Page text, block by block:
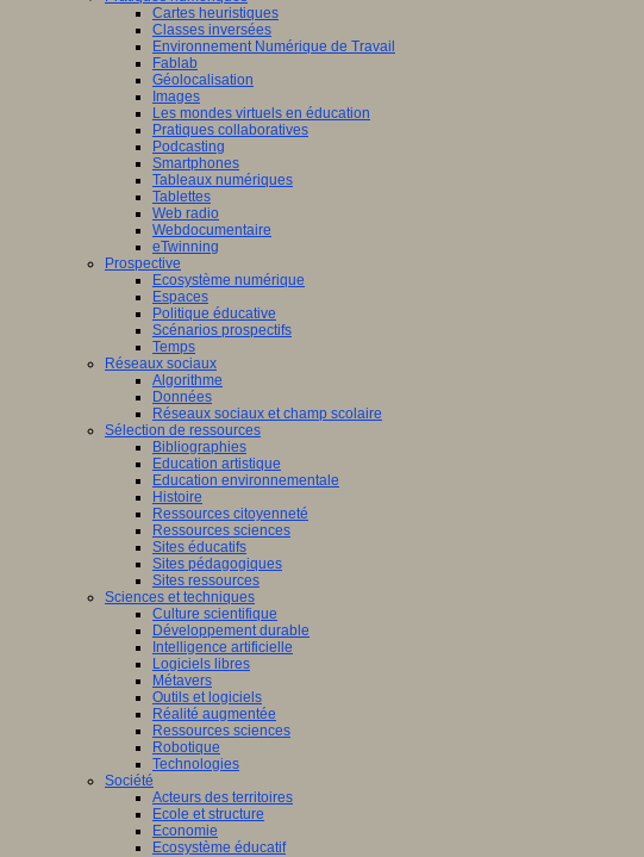
Cartes heuristiques
Classes inversées
Environnement Numérique de Travail
Fablab
Géolocalisation
Images
Les mondes virtuels en éducation
Pratiques collaboratives
Podcasting
Smartphones
Tableaux numériques
Tablettes
Web radio
Webdocumentaire
eTwinning
Prospective
Ecosystème numérique
Espaces
Politique éducative
Scénarios prospectifs
Temps
Réseaux sociaux
Algorithme
Données
Réseaux sociaux et champ scolaire
Sélection de ressources
Bibliographies
Education artistique
Education environnementale
Histoire
Ressources citoyenneté
Ressources sciences
Sites éducatifs
Sites pédagogiques
Sites ressources
Sciences et techniques
Culture scientifique
Développement durable
Intelligence artificielle
Logiciels libres
Métavers
Outils et logiciels
Réalité augmentée
Ressources sciences
Robotique
Technologies
Société
Acteurs des territoires
Ecole et structure
Economie
Ecosystème éducatif